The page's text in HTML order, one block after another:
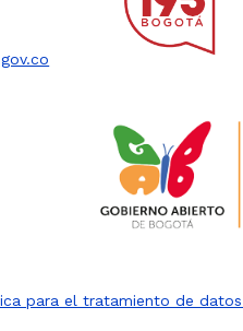
para el tratamiento de datos